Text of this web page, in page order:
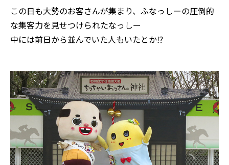
この日も大勢のお客さんが集まり、ふなっしーの圧倒的
な集客力を見せつけられたなっしー
中には前日から並んでいた人もいたとか⁉